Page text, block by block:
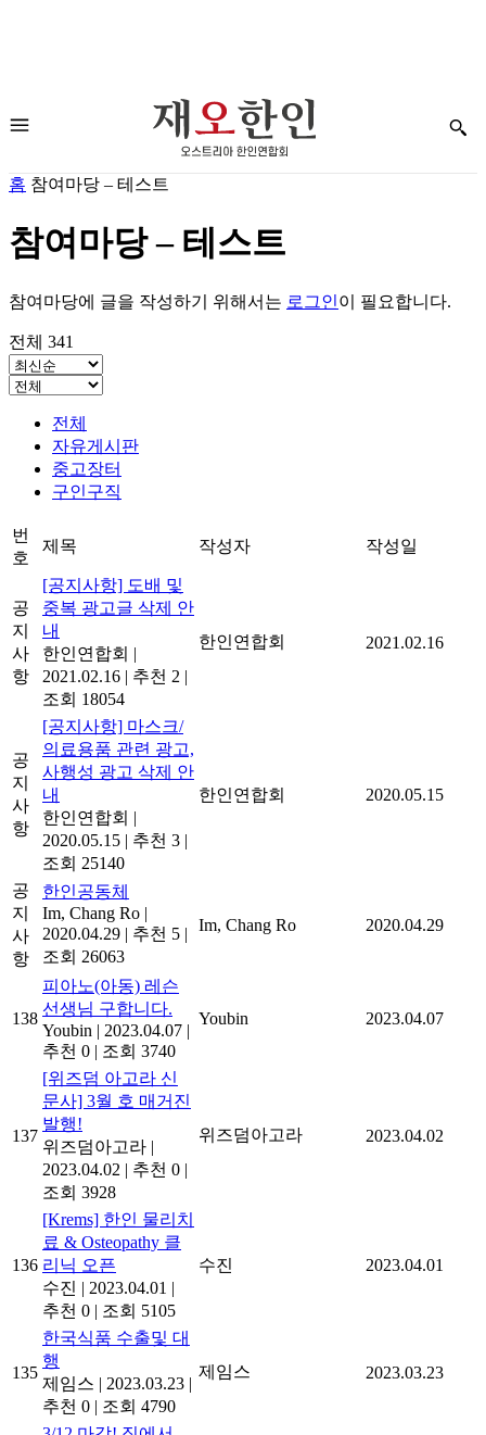
홈 참여마당 – 테스트
참여마당 – 테스트
참여마당에 글을 작성하기 위해서는 로그인이 필요합니다.
전체 341
전체
자유게시판
중고장터
구인구직
번
호
제목 작성자 작성일
공
지
사
항
[공지사항] 도배 및
중복 광고글 삭제 안
내
한인연합회 |
2021.02.16 | 추천 2 |
조회 18054
한인연합회 2021.02.16
공
지
사
항
[공지사항] 마스크/
의료용품 관련 광고,
사행성 광고 삭제 안
내
한인연합회 |
2020.05.15 | 추천 3 |
조회 25140
한인연합회 2020.05.15
공
지
사
항
한인공동체
Im, Chang Ro |
2020.04.29 | 추천 5 |
조회 26063
Im, Chang Ro 2020.04.29
138
피아노(아동) 레슨
선생님 구합니다.
Youbin | 2023.04.07 |
추천 0 | 조회 3740
Youbin 2023.04.07
137
[위즈덤 아고라 신
문사] 3월 호 매거진
발행!
위즈덤아고라 |
2023.04.02 | 추천 0 |
조회 3928
위즈덤아고라 2023.04.02
136
[Krems] 한인 물리치
료 & Osteopathy 클
리닉 오픈
수진 | 2023.04.01 |
추천 0 | 조회 5105
수진 2023.04.01
135
한국식품 수출및 대
행
제임스 | 2023.03.23 |
추천 0 | 조회 4790
제임스 2023.03.23